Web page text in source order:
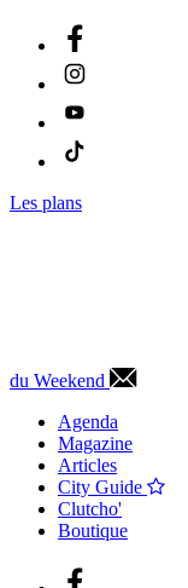
Les plans
du Weekend
Agenda
Magazine
Articles
City Guide
Clutcho'
Boutique